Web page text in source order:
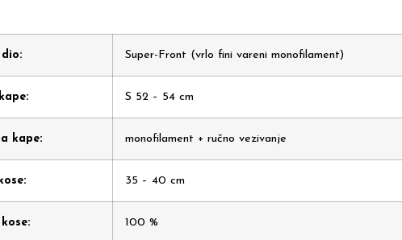
dio: Super-Front (vrlo fini vareni monofilament)
S 52 – 54 cm
kape: monofilament + ručno vezivanje
35 – 40 cm
100 %